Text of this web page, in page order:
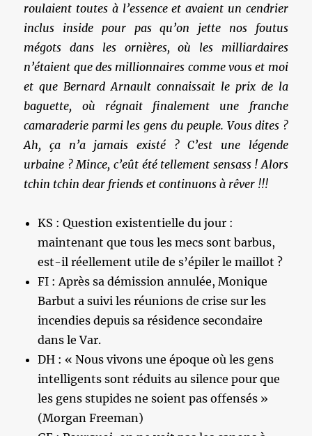
roulaient toutes à l’essence et avaient un cendrier
inclus inside pour pas qu’on jette nos foutus
mégots dans les ornières, où les milliardaires
n’étaient que des millionnaires comme vous et moi
et que Bernard Arnault connaissait le prix de la
baguette, où régnait finalement une franche
camaraderie parmi les gens du peuple. Vous dites ?
Ah, ça n’a jamais existé ? C’est une légende
urbaine ? Mince, c’eût été tellement sensass ! Alors
tchin tchin dear friends et continuons à rêver !!!
KS : Question existentielle du jour :
maintenant que tous les mecs sont barbus,
est-il réellement utile de s’épiler le maillot ?
FI : Après sa démission annulée, Monique
Barbut a suivi les réunions de crise sur les
incendies depuis sa résidence secondaire
dans le Var.
DH : « Nous vivons une époque où les gens
intelligents sont réduits au silence pour que
les gens stupides ne soient pas offensés »
(Morgan Freeman)